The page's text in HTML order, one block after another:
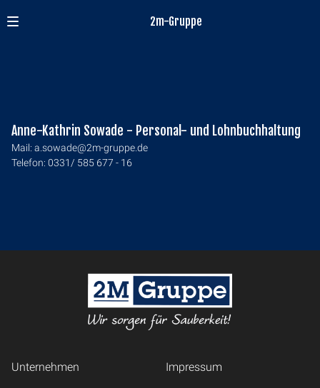
2m-Gruppe
Anne-Kathrin Sowade - Personal- und Lohnbuchhaltung
Mail: a.sowade@2m-gruppe.de
Telefon: 0331/ 585 677 - 16
Unternehmen Impressum